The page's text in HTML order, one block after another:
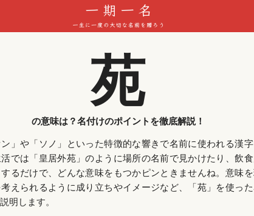
苑
の意味は？名付けのポイントを徹底解説！
ン」や「ソノ」といった特徴的な響きで名前に使われる漢
では「皇居外苑」のように場所の名前で見かけたり、飲
るだけで、どんな意味をもつかピンときませんね。意味
えられるように成り立ちやイメージなど、「苑」を使っ
明します。